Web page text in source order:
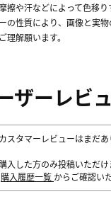
や汗などによって色移り
の性質により、画像と実
理解願います。
ザーレビ
スタマーレビューはまだあ
入した方のみ投稿いただ
購入履歴一覧 からご確認い